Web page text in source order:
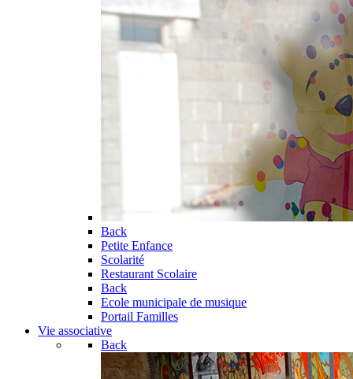
Back
Petite Enfance
Scolarité
Restaurant Scolaire
Back
Ecole municipale de musique
Portail Familles
Vie associative
Back